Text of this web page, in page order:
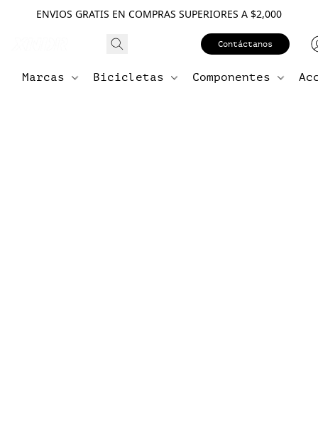
ENVIOS GRATIS EN COMPRAS SUPERIORES A $2,000
Contáctanos
Marcas Bicicletas Componentes